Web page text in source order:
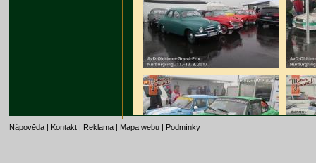
Nápověda | Kontakt | Reklama | Mapa webu | Podmínky